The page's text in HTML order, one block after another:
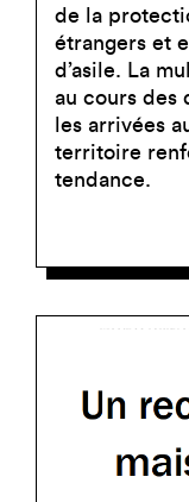
de la
étrangers et
d’asile. La
au cours des
les arrivées
territoire
tendance.